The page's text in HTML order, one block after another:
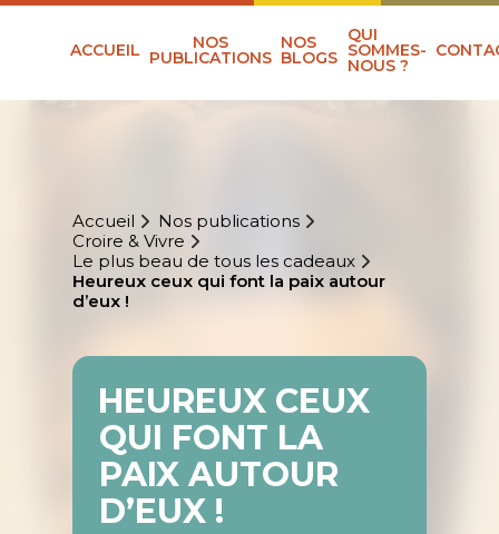
ACCUEIL NOS
PUBLICATIONS
NOS
BLOGS
QUI
SOMMES-
NOUS ?
Accueil
Nos publications
Croire & Vivre
Le plus beau de tous les cadeaux
Heureux ceux qui font la paix autour
d’eux !
HEUREUX CEUX
QUI FONT LA
PAIX AUTOUR
D’EUX !